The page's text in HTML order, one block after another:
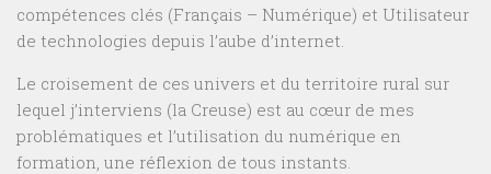
compétences clés (Français – Numérique) et Utilisateur
de technologies depuis l’aube d’internet.
Le croisement de ces univers et du territoire rural sur
lequel j’interviens (la Creuse) est au cœur de mes
problématiques et l’utilisation du numérique en
formation, une réflexion de tous instants.